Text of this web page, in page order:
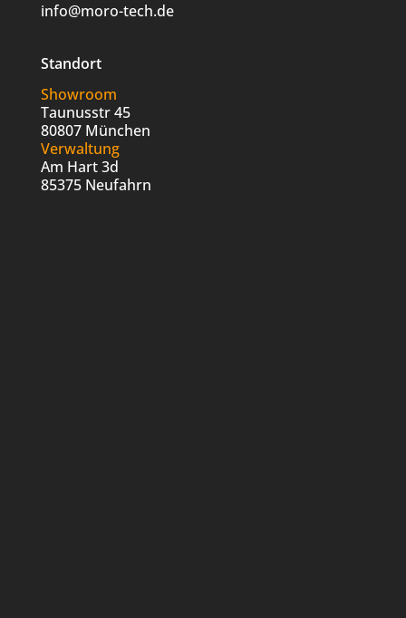
info@moro-tech.de
Standort
Showroom
Taunusstr 45
80807 München
Verwaltung
Am Hart 3d
85375 Neufahrn